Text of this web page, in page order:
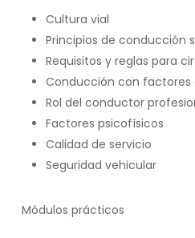
Cultura vial
Principios de conducción
Requisitos y reglas para
Conducción con factores
Rol del conductor
Factores psicofísicos
Calidad de servicio
Seguridad vehicular
Módulos prácticos